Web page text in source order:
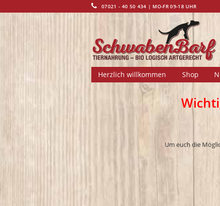
07021 - 40 50 434 | MO-FR 09-18 UHR
Herzlich willkommen Shop
Um euch die